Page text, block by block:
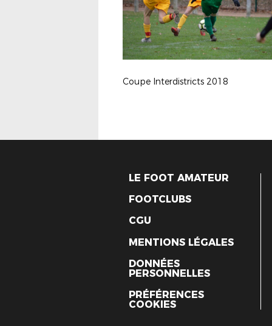
Coupe Interdistricts 2018
LE FOOT AMATEUR
FOOTCLUBS
CGU
MENTIONS LÉGALES
DONNÉES
PERSONNELLES
PRÉFÉRENCES
COOKIES